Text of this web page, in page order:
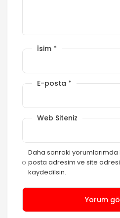
İsim *
E-posta *
Web Siteniz
Daha sonraki yorumlarımda
posta adresim ve site
kaydedilsin.